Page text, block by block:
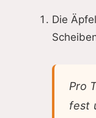
Die
Pro
fest